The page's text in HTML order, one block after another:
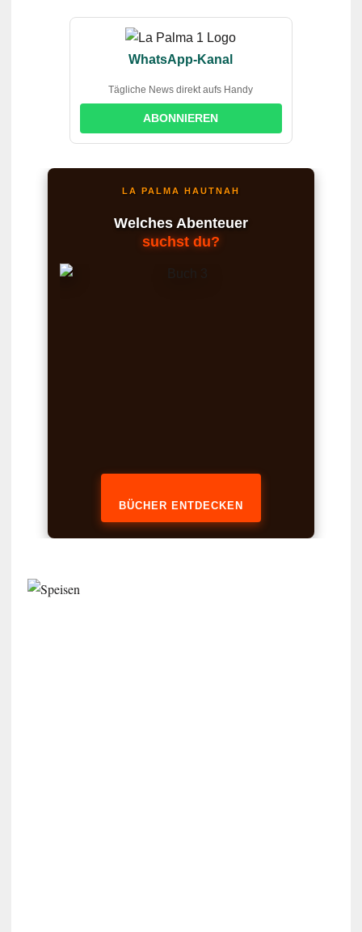
WhatsApp-Kanal
Tägliche News direkt aufs Handy
ABONNIEREN
LA PALMA HAUTNAH
Welches Abenteuer
suchst du?
BÜCHER ENTDECKEN